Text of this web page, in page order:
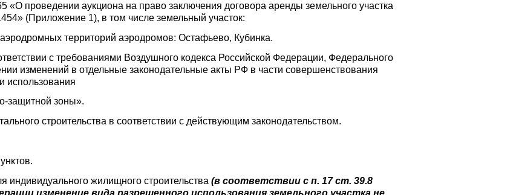
«О проведении аукциона на право заключения договора аренды земельного участка
(Приложение 1), в том числе земельный участок:
территорий аэродромов: Остафьево, Кубинка.
с требованиями Воздушного кодекса Российской Федерации, Федерального
изменений в отдельные законодательные акты РФ в части совершенствования
использования
защитной зоны».
строительства в соответствии с действующим законодательством.
индивидуального жилищного строительства (в соответствии с п. 17 ст. 39.8
изменение вида разрешенного использования земельного участка не